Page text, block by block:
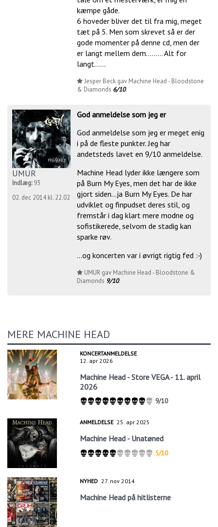
kæmpe gåde.
6 hoveder bliver det til fra mig, meget
tæt på 5. Men som skrevet så er der
gode momenter på denne cd, men der
er langt mellem dem......... Alt for
langt......
Jesper Beck gav Machine Head - Bloodstone
& Diamonds 6/10.
UMUR
Indlæg:93
02. dec 2014 kl. 22.02
God anmeldelse som jeg er
God anmeldelse som jeg er meget enig
i på de fleste punkter. Jeg har
andetsteds lavet en 9/10 anmeldelse.
Machine Head lyder ikke længere som
på Burn My Eyes, men det har de ikke
gjort siden...ja Burn My Eyes. De har
udviklet og finpudset deres stil, og
fremstår i dag klart mere modne og
sofistikerede, selvom de stadig kan
sparke røv.
...og koncerten var i øvrigt rigtig fed :-)
UMUR gav Machine Head - Bloodstone &
Diamonds 9/10.
MERE MACHINE HEAD
KONCERTANMELDELSE
12. apr 2026
Machine Head - Store VEGA - 11. april
2026
9/10
ANMELDELSE 25. apr 2025
Machine Head - Unatøned
5/10
NYHED 27. nov 2014
Machine Head på hitlisterne